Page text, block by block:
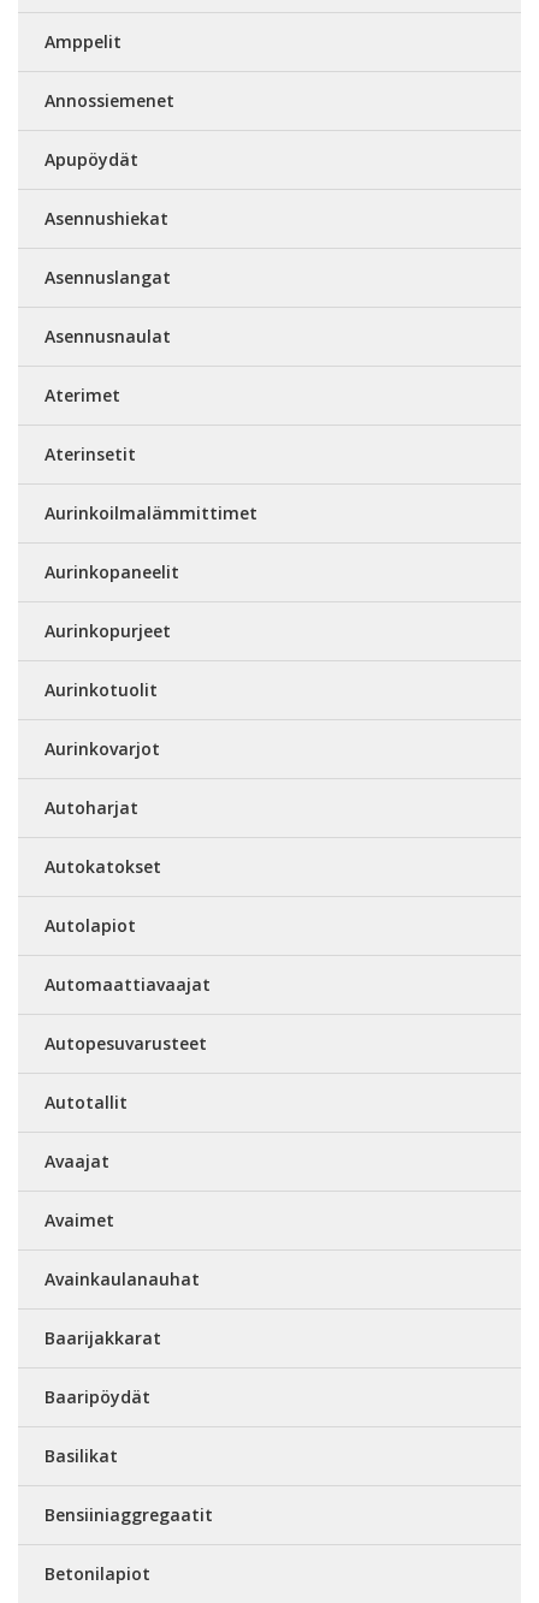
Amppelit
Annossiemenet
Apupöydät
Asennushiekat
Asennuslangat
Asennusnaulat
Aterimet
Aterinsetit
Aurinkoilmalämmittimet
Aurinkopaneelit
Aurinkopurjeet
Aurinkotuolit
Aurinkovarjot
Autoharjat
Autokatokset
Autolapiot
Automaattiavaajat
Autopesuvarusteet
Autotallit
Avaajat
Avaimet
Avainkaulanauhat
Baarijakkarat
Baaripöydät
Basilikat
Bensiiniaggregaatit
Betonilapiot